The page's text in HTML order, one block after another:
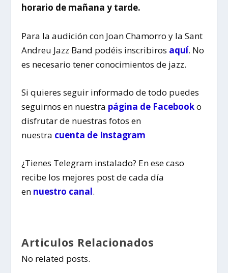
horario de mañana y tarde.
Para la audición con Joan Chamorro y la Sant
Andreu Jazz Band podéis inscribiros aquí. No
es necesario tener conocimientos de jazz.
Si quieres seguir informado de todo puedes
seguirnos en nuestra página de Facebooko
disfrutar de nuestras fotos en
nuestra cuenta de Instagram
¿Tienes Telegram instalado? En ese caso
recibe los mejores post de cada día
en nuestro canal.
Articulos Relacionados
No related posts.